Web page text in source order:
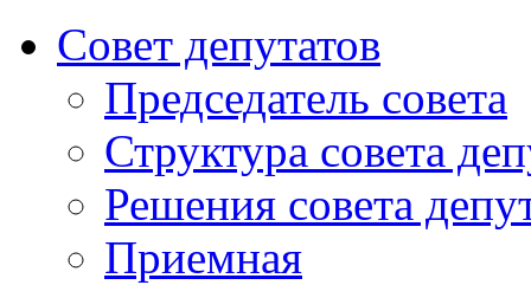
Совет депутатов
Председатель совета
Структура совета
Решения совета
Приемная